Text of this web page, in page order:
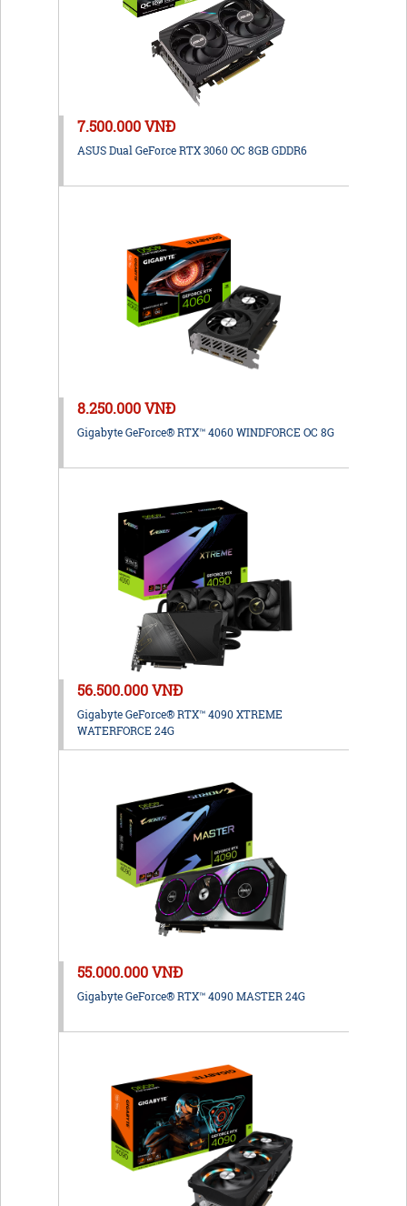
7.500.000 VNĐ
ASUS Dual GeForce RTX 3060 OC 8GB GDDR6
8.250.000 VNĐ
Gigabyte GeForce® RTX™ 4060 WINDFORCE OC 8G
56.500.000 VNĐ
Gigabyte GeForce® RTX™ 4090 XTREME
WATERFORCE 24G
55.000.000 VNĐ
Gigabyte GeForce® RTX™ 4090 MASTER 24G